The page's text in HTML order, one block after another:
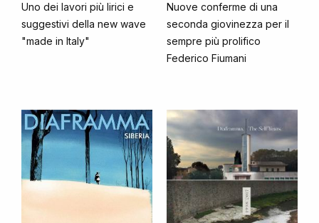
Uno dei lavori più lirici e
suggestivi della new wave
"made in Italy"
Nuove conferme di una
seconda giovinezza per il
sempre più prolifico
Federico Fiumani